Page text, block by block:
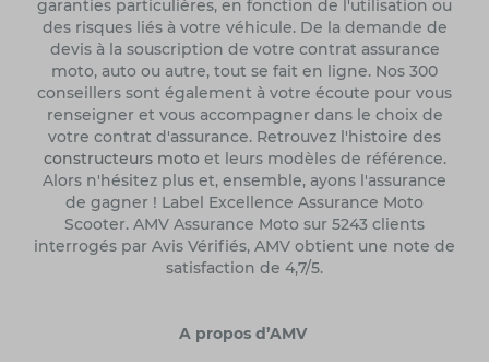
garanties particulières, en fonction de l'utilisation ou
des risques liés à votre véhicule. De la demande de
devis à la souscription de votre contrat assurance
moto, auto ou autre, tout se fait en ligne. Nos 300
conseillers sont également à votre écoute pour vous
renseigner et vous accompagner dans le choix de
votre contrat d'assurance. Retrouvez l'histoire des
constructeurs motoet leurs modèles de référence.
Alors n'hésitez plus et, ensemble, ayons l'assurance
de gagner ! Label Excellence Assurance Moto
Scooter. AMV Assurance Moto sur 5243 clients
interrogés par Avis Vérifiés, AMV obtient une note de
satisfaction de 4,7/5.
A propos d’AMV